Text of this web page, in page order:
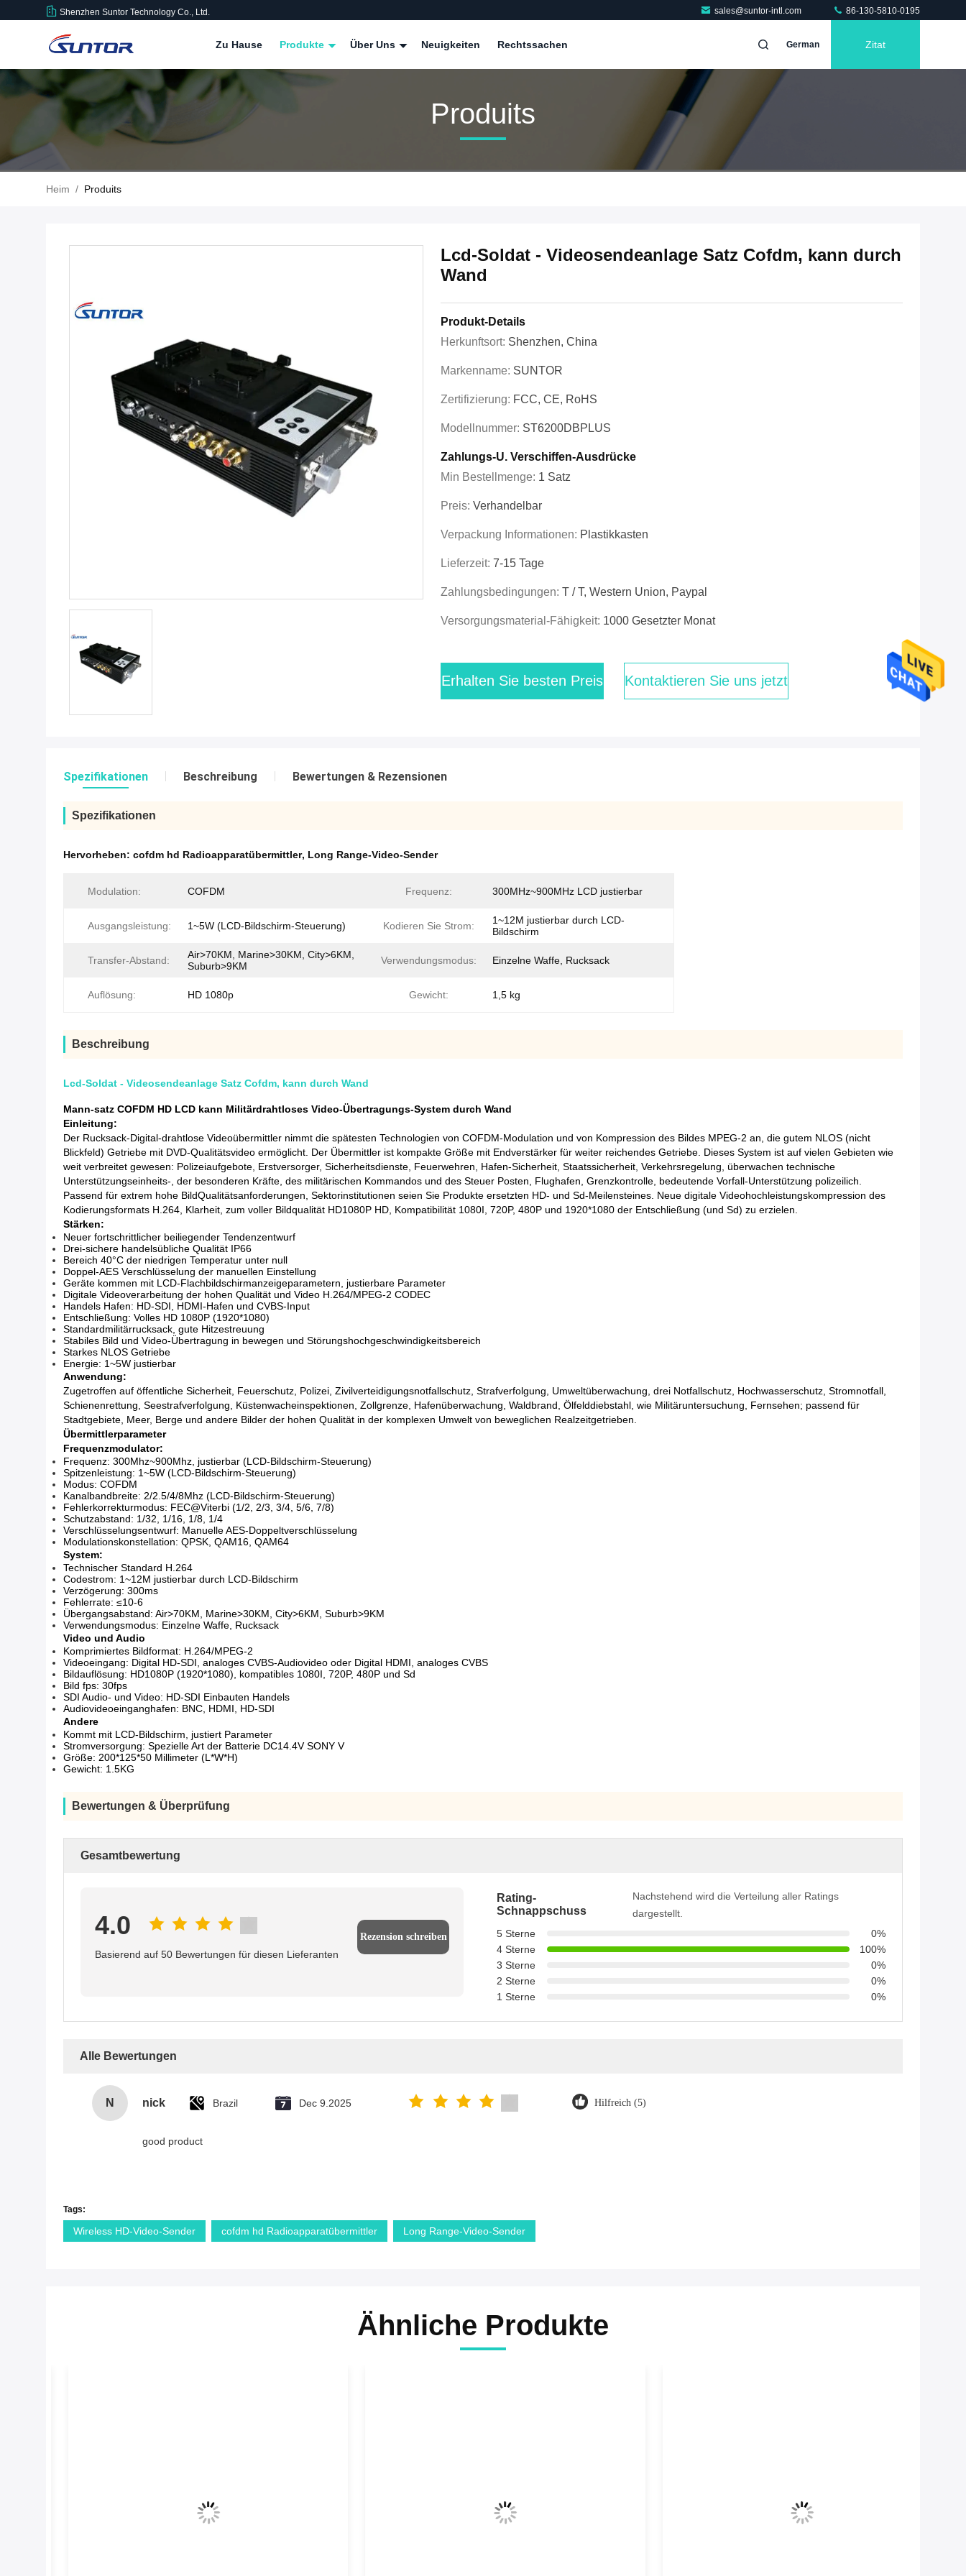
Shenzhen Suntor Technology Co., Ltd. sales@suntor-intl.com 86-130-5810-0195
Zu Hause Produkte Über Uns Neuigkeiten Rechtssachen German Zitat
Produits
Heim / Produits
Lcd-Soldat - Videosendeanlage Satz Cofdm, kann durch
Wand
Produkt-Details
Herkunftsort: Shenzhen, China
Markenname: SUNTOR
Zertifizierung: FCC, CE, RoHS
Modellnummer: ST6200DBPLUS
Zahlungs-U. Verschiffen-Ausdrücke
Min Bestellmenge: 1 Satz
Preis: Verhandelbar
Verpackung Informationen: Plastikkasten
Lieferzeit: 7-15 Tage
Zahlungsbedingungen: T / T, Western Union, Paypal
Versorgungsmaterial-Fähigkeit: 1000 Gesetzter Monat
Erhalten Sie besten Preis Kontaktieren Sie uns jetzt
Spezifikationen Beschreibung Bewertungen & Rezensionen
Spezifikationen
Hervorheben: cofdm hd Radioapparatübermittler, Long Range-Video-Sender
Modulation: COFDM Frequenz: 300MHz~900MHz LCD justierbar
Ausgangsleistung: 1~5W (LCD-Bildschirm-Steuerung) Kodieren Sie Strom:
1~12M justierbar durch LCD-
Bildschirm
Transfer-Abstand:
Air>70KM, Marine>30KM, City>6KM,
Suburb>9KM
Verwendungsmodus: Einzelne Waffe, Rucksack
Auflösung: HD 1080p Gewicht: 1,5 kg
Beschreibung
Lcd-Soldat - Videosendeanlage Satz Cofdm, kann durch Wand
Mann-satz COFDM HD LCD kann Militärdrahtloses Video-Übertragungs-System durch Wand
Einleitung:
Der Rucksack-Digital-drahtlose Videoübermittler nimmt die spätesten Technologien von COFDM-Modulation und von Kompression des Bildes MPEG-2 an, die gutem NLOS (nicht
Blickfeld) Getriebe mit DVD-Qualitätsvideo ermöglicht. Der Übermittler ist kompakte Größe mit Endverstärker für weiter reichendes Getriebe. Dieses System ist auf vielen Gebieten wie
weit verbreitet gewesen: Polizeiaufgebote, Erstversorger, Sicherheitsdienste, Feuerwehren, Hafen-Sicherheit, Staatssicherheit, Verkehrsregelung, überwachen technische
Unterstützungseinheits-, der besonderen Kräfte, des militärischen Kommandos und des Steuer Posten, Flughafen, Grenzkontrolle, bedeutende Vorfall-Unterstützung polizeilich.
Passend für extrem hohe BildQualitätsanforderungen, Sektorinstitutionen seien Sie Produkte ersetzten HD- und Sd-Meilensteines. Neue digitale Videohochleistungskompression des
Kodierungsformats H.264, Klarheit, zum voller Bildqualität HD1080P HD, Kompatibilität 1080I, 720P, 480P und 1920*1080 der Entschließung (und Sd) zu erzielen.
Stärken:
Neuer fortschrittlicher beiliegender Tendenzentwurf
Drei-sichere handelsübliche Qualität IP66
Bereich 40°C der niedrigen Temperatur unter null
Doppel-AES Verschlüsselung der manuellen Einstellung
Geräte kommen mit LCD-Flachbildschirmanzeigeparametern, justierbare Parameter
Digitale Videoverarbeitung der hohen Qualität und Video H.264/MPEG-2 CODEC
Handels Hafen: HD-SDI, HDMI-Hafen und CVBS-Input
Entschließung: Volles HD 1080P (1920*1080)
Standardmilitärrucksack, gute Hitzestreuung
Stabiles Bild und Video-Übertragung in bewegen und Störungshochgeschwindigkeitsbereich
Starkes NLOS Getriebe
Energie: 1~5W justierbar
Anwendung:
Zugetroffen auf öffentliche Sicherheit, Feuerschutz, Polizei, Zivilverteidigungsnotfallschutz, Strafverfolgung, Umweltüberwachung, drei Notfallschutz, Hochwasserschutz, Stromnotfall,
Schienenrettung, Seestrafverfolgung, Küstenwacheinspektionen, Zollgrenze, Hafenüberwachung, Waldbrand, Ölfelddiebstahl, wie Militäruntersuchung, Fernsehen; passend für
Stadtgebiete, Meer, Berge und andere Bilder der hohen Qualität in der komplexen Umwelt von beweglichen Realzeitgetrieben.
Übermittlerparameter
Frequenzmodulator:
Frequenz: 300Mhz~900Mhz, justierbar (LCD-Bildschirm-Steuerung)
Spitzenleistung: 1~5W (LCD-Bildschirm-Steuerung)
Modus: COFDM
Kanalbandbreite: 2/2.5/4/8Mhz (LCD-Bildschirm-Steuerung)
Fehlerkorrekturmodus: FEC@Viterbi (1/2, 2/3, 3/4, 5/6, 7/8)
Schutzabstand: 1/32, 1/16, 1/8, 1/4
Verschlüsselungsentwurf: Manuelle AES-Doppeltverschlüsselung
Modulationskonstellation: QPSK, QAM16, QAM64
System:
Technischer Standard H.264
Codestrom: 1~12M justierbar durch LCD-Bildschirm
Verzögerung: 300ms
Fehlerrate: ≤10-6
Übergangsabstand: Air>70KM, Marine>30KM, City>6KM, Suburb>9KM
Verwendungsmodus: Einzelne Waffe, Rucksack
Video und Audio
Komprimiertes Bildformat: H.264/MPEG-2
Videoeingang: Digital HD-SDI, analoges CVBS-Audiovideo oder Digital HDMI, analoges CVBS
Bildauflösung: HD1080P (1920*1080), kompatibles 1080I, 720P, 480P und Sd
Bild fps: 30fps
SDI Audio- und Video: HD-SDI Einbauten Handels
Audiovideoeinganghafen: BNC, HDMI, HD-SDI
Andere
Kommt mit LCD-Bildschirm, justiert Parameter
Stromversorgung: Spezielle Art der Batterie DC14.4V SONY V
Größe: 200*125*50 Millimeter (L*W*H)
Gewicht: 1.5KG
Bewertungen & Überprüfung
Gesamtbewertung
4.0
Basierend auf 50 Bewertungen für diesen Lieferanten
Rezension schreiben
Rating-
Schnappschuss
Nachstehend wird die Verteilung aller Ratings
dargestellt.
5 Sterne
0%
4 Sterne
100%
3 Sterne
0%
2 Sterne
0%
1 Sterne
0%
Alle Bewertungen
N nick Brazil Dec 9.2025 Hilfreich (5)
good product
Tags:
Wireless HD-Video-Sender cofdm hd Radioapparatübermittler Long Range-Video-Sender
Ähnliche Produkte